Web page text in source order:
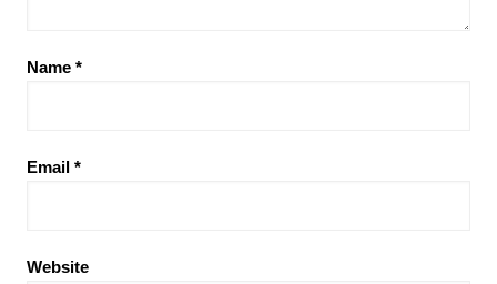
Name *
Email *
Website